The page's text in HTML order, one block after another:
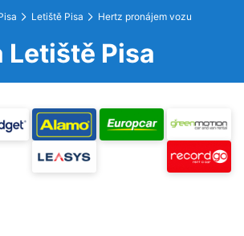
Letiště Pisa Hertz pronájem vozu
Letiště Pisa